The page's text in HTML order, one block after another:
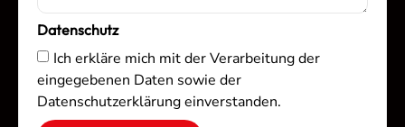
Datenschutz
Ich erkläre mich mit der Verarbeitung der
eingegebenen Daten sowie der
Datenschutzerklärung einverstanden.